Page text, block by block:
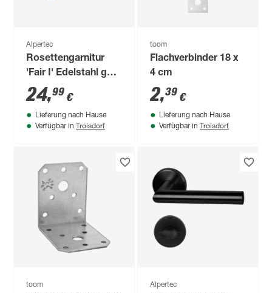
Alpertec
Rosettengarnitur
'Fair I' Edelstahl gold
matt
24,99 €
Lieferung nach Hause
Verfügbar in Troisdorf
toom
Flachverbinder 18 x
4 cm
2,39 €
Lieferung nach Hause
Verfügbar in Troisdorf
toom Alpertec